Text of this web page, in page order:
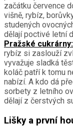
začátku července
višně, rybíz,
studených
dělají poctivé letní
Pražské
rybíz si zaslouží
vyvažuje sladká
koláč patří k tomu
nabízí. A kdo dá
sorbety z letního
dělají z čerstvých
Lišky a první